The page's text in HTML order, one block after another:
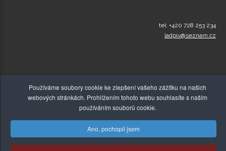
tel: +420 728 253 234
ladpiv@seznam.cz
Používáme soubory cookie ke zlepšení vašeho zážitku na našich
webových stránkách. Prohlížením tohoto webu souhlasíte s naším
používáním souborů cookie.
Ano, pochopil jsem